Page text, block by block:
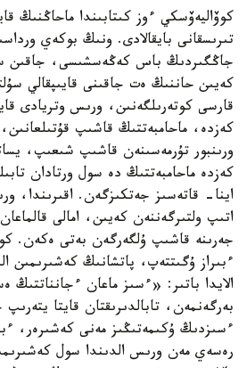
كوۆاليەۆسكي ءوز كىتابىندا ماحاڭنىڭ
تىرىسقانى بايقالادى. ونىڭ بوكەي
جاڭگىردىڭ باس كەڭەسشىسى، جاقىن
كەيىن حاننىڭ ەت جاقىنى قايىپقالي
قارسى كوتەرىلگەنىن، ورىس وتريادى
كەزدە، ماحامبەتتىڭ قاشىپ قۇتىلعانىن،
ورىنبور تۇرمەسىنەن قاشىپ شىعىپ،
كەزدە ماحامبەتتىڭ دە سول ورتادان
اينا- قاتەسىز جەتكىزگەن. اقىرىندا،
اتىپ ولتىرگەننەن كەيىن، امالى
جەرىنە قاشىپ ۇلگەرگەن بەتى ەكەن.
ءبىراز ۇگىتتەپ، پاتشانىڭ كەشىرىمىن
الايدا باتىر: «ءسىز ماعان
بەرگەنمەن، تابالدىرىقتان قايتا
ءسىزدىڭ ۇكىمەتىڭىز مەنى كەشىرەر،
رەسەي مەن ورىس الدىندا سول